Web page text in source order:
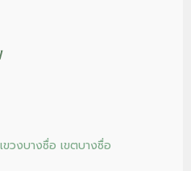
วงบางซื่อ เขตบางซื่อ